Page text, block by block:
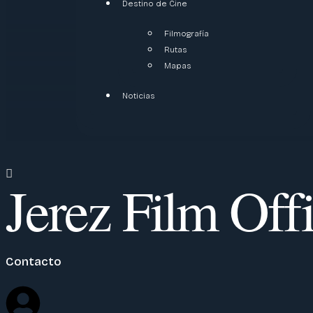
Destino de Cine
Filmografía
Rutas
Mapas
Noticias
Jerez Film
Contacto